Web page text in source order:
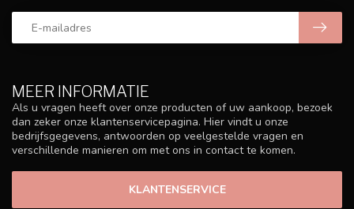
MEER INFORMATIE
Als u vragen heeft over onze producten of uw aankoop, bezoek
dan zeker onze klantenservicepagina. Hier vindt u onze
bedrijfsgegevens, antwoorden op veelgestelde vragen en
verschillende manieren om met ons in contact te komen.
KLANTENSERVICE